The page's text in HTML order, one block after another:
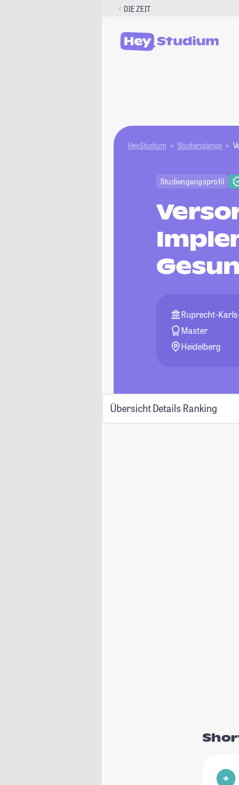
DIE ZEIT
HeyStudium Studiengänge
Studiengangsprofil
Ruprecht-
Master
Heidelberg
Übersicht Details Ranking